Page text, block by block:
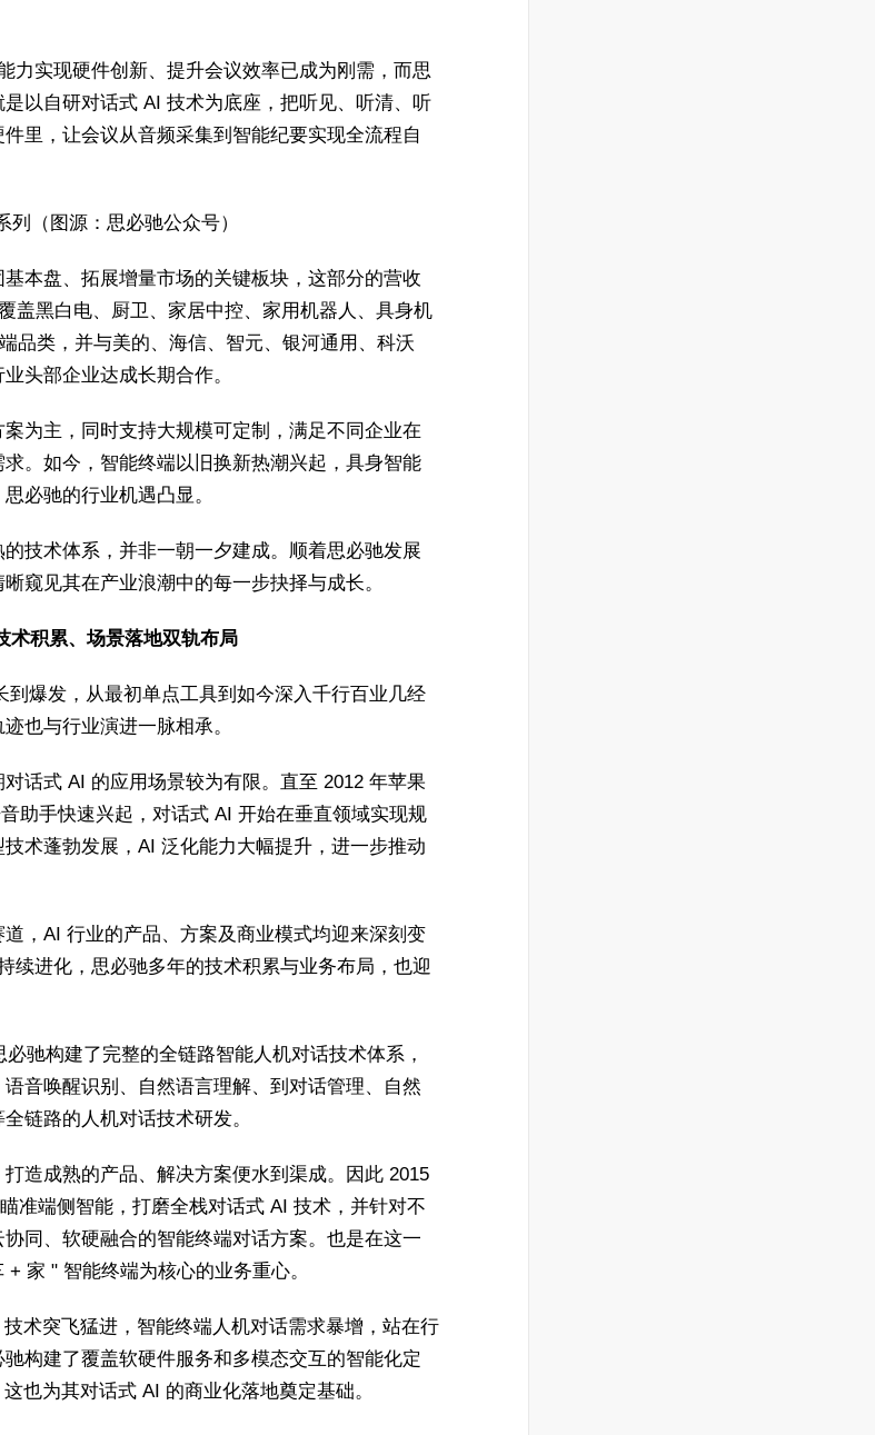
力实现硬件创新、提升会议效率已成为刚需，而思
以自研对话式 AI 技术为底座，把听见、听清、听
里，让会议从音频采集到智能纪要实现全流程自
（图源：思必驰公众号）
本盘、拓展增量市场的关键板块，这部分的营收
盖黑白电、厨卫、家居中控、家用机器人、具身机
品类，并与美的、海信、智元、银河通用、科沃
头部企业达成长期合作。
为主，同时支持大规模可定制，满足不同企业在
。如今，智能终端以旧换新热潮兴起，具身智能
必驰的行业机遇凸显。
技术体系，并非一朝一夕建成。顺着思必驰发展
窥见其在产业浪潮中的每一步抉择与成长。
术积累、场景落地双轨布局
到爆发，从最初单点工具到如今深入千行百业几经
也与行业演进一脉相承。
话式 AI 的应用场景较为有限。直至 2012 年苹果
助手快速兴起，对话式 AI 开始在垂直领域实现规
术蓬勃发展，AI 泛化能力大幅提升，进一步推动
，AI 行业的产品、方案及商业模式均迎来深刻变
续进化，思必驰多年的技术积累与业务布局，也迎
驰构建了完整的全链路智能人机对话技术体系，
音唤醒识别、自然语言理解、到对话管理、自然
链路的人机对话技术研发。
造成熟的产品、解决方案便水到渠成。因此 2015
准端侧智能，打磨全栈对话式 AI 技术，并针对不
同、软硬融合的智能终端对话方案。也是在这一
家 " 智能终端为核心的业务重心。
术突飞猛进，智能终端人机对话需求暴增，站在行
构建了覆盖软硬件服务和多模态交互的智能化定
也为其对话式 AI 的商业化落地奠定基础。